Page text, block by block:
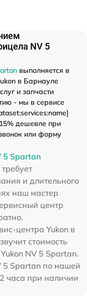
NV 5
выполняется в
в Барнауле
и запчасти
- мы в сервисе
дешевле при
или форму
5 Spartan
и длительного
наш мастер
центр
центра Yukon в
стоимость
NV 5 Spartan.
5 Spartan по нашей
часа при наличии